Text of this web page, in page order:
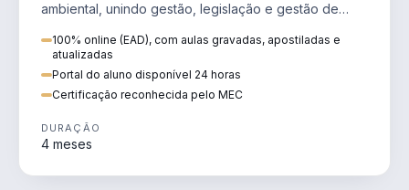
ambiental, unindo gestão, legislação e gestão de
100% online (EAD), com aulas gravadas, apostiladas e
atualizadas
Portal do aluno disponível 24 horas
Certificação reconhecida pelo MEC
DURAÇÃO
4 meses